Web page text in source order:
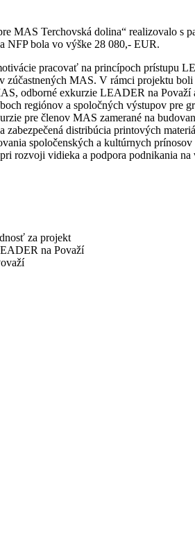
MAS Terchovská dolina“ realizovalo s
NFP bola vo výške 28 080,- EUR.
pracovať na princípoch prístupu
MAS. V rámci projektu
odborné exkurzie LEADER na Považí
regiónov a spoločných výstupov pre
pre členov MAS zamerané na
distribúcia printových
spoločenských a kultúrnych
rozvoji vidieka a podpora podnikania na
za projekt
na Považí